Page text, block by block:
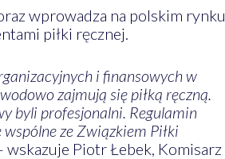
wprowadza na polskim rynku
piłki ręcznej.
i finansowych w
zajmują się piłką ręczną.
byli profesjonalni. Regulamin
ze Związkiem Piłki
wskazuje Piotr Łebek, Komisarz